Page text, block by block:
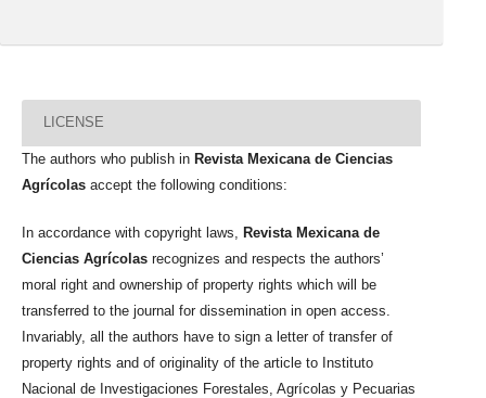
LICENSE
The authors who publish in Revista Mexicana de Ciencias
Agrícolas accept the following conditions:
In accordance with copyright laws,
Revista Mexicana de
Ciencias Agrícolas recognizes and respects the authors’
moral right and ownership of property rights which will be
transferred to the journal for dissemination in open access.
Invariably, all the authors have to sign a letter of transfer of
property rights and of originality of the article to Instituto
Nacional de Investigaciones Forestales, Agrícolas y Pecuarias